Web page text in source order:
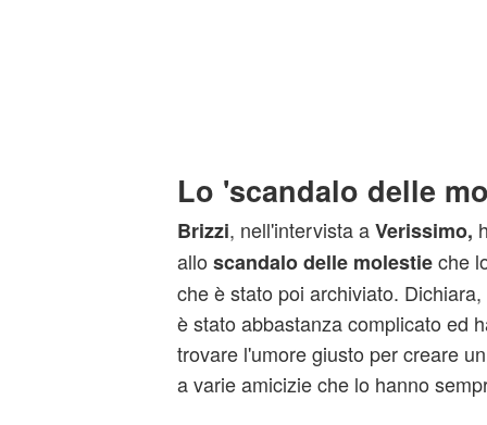
Lo 'scandalo delle
Brizzi, nell'intervista aVerissimo,
allo scandalo delle molestieche
che è stato poi archiviato.
è stato abbastanza complicato ed
trovare l'umore giusto per creare
a varie amicizie che lo hanno